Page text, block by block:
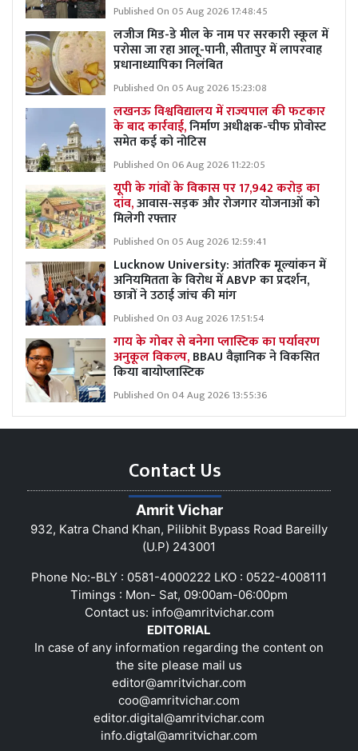
Published On 05 Aug 2026 17:48:45
लजीज मिड-डे मील के नाम पर सरकारी स्कूल में
परोसा जा रहा आलू-पानी, सीतापुर में लापरवाह
प्रधानाध्यापिका निलंबित
Published On 05 Aug 2026 15:23:08
लखनऊ विश्वविद्यालय में राज्यपाल की फटकार
के बाद कार्रवाई,निर्माण अधीक्षक-चीफ प्रोवोस्ट
समेत कई को नोटिस
Published On 06 Aug 2026 11:22:05
यूपी के गांवों के विकास पर 17,942 करोड़ का
दांव,आवास-सड़क और रोजगार योजनाओं को
मिलेगी रफ्तार
Published On 05 Aug 2026 12:59:41
Lucknow University: आंतरिक मूल्यांकन में
अनियमितता के विरोध में ABVP का प्रदर्शन,
छात्रों ने उठाई जांच की मांग
Published On 03 Aug 2026 17:51:54
गाय के गोबर से बनेगा प्लास्टिक का पर्यावरण
अनुकूल विकल्प,BBAU वैज्ञानिक ने विकसित
किया बायोप्लास्टिक
Published On 04 Aug 2026 13:55:36
Contact Us
Amrit Vichar
932, Katra Chand Khan, Pilibhit Bypass Road Bareilly
(U.P) 243001
Phone No:-BLY : 0581-4000222 LKO : 0522-4008111
Timings : Mon- Sat, 09:00am-06:00pm
Contact us: info@amritvichar.com
EDITORIAL
In case of any information regarding the content on
the site please mail us
editor@amritvichar.com
coo@amritvichar.com
editor.digital@amritvichar.com
info.digtal@amritvichar.com